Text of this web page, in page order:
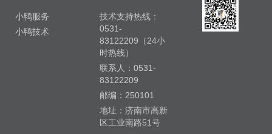
小鸭服务
小鸭技术
技术支持热线：
0531-
83122209（24小
时热线）
联系人：0531-
83122209
邮编：250101
地址：济南市高新
区工业南路51号